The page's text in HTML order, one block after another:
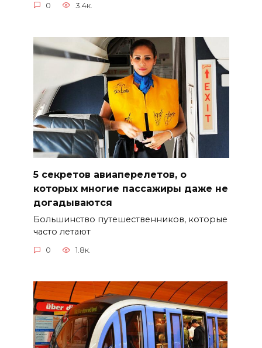
0 3.4к.
5 секретов авиаперелетов, о
которых многие пассажиры даже не
догадываются
Большинство путешественников, которые
часто летают
0 1.8к.